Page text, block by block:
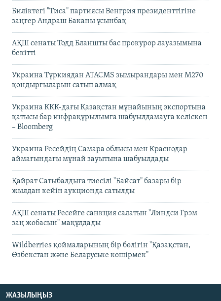
Биліктегі "Тиса" партиясы Венгрия президенттігіне
заңгер Андраш Баканы ұсынбақ
АҚШ сенаты Тодд Бланшты бас прокурор лауазымына
бекітті
Украина Түркиядан ATACMS зымырандары мен M270
қондырғыларын сатып алмақ
Украина КҚК-дағы Қазақстан мұнайының экспортына
қатысы бар инфрақұрылымға шабуылдамауға келіскен
– Bloomberg
Украина Ресейдің Самара облысы мен Краснодар
аймағындағы мұнай зауытына шабуылдады
Қайрат Сатыбалдыға тиесілі "Байсат" базары бір
жылдан кейін аукционда сатылды
АҚШ сенаты Ресейге санкция салатын "Линдси Грэм
заң жобасын" мақұлдады
Wildberries қоймаларының бір бөлігін "Қазақстан,
Өзбекстан және Беларуське көшірмек"
ЖАЗЫЛЫҢЫЗ